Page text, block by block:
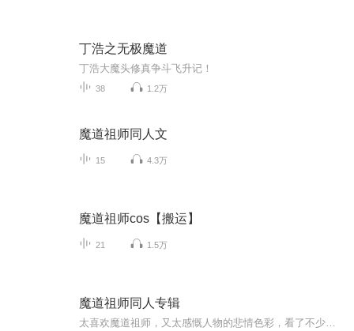
丁浩之无极魔道
丁浩大魔头修真争斗飞升记！
38 1.2万
魔道祖师同人文
15 4.3万
魔道祖师cos【搬运】
21 1.5万
魔道祖师同人专辑